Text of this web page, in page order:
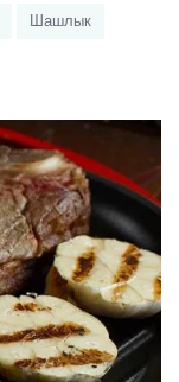
Шашлык